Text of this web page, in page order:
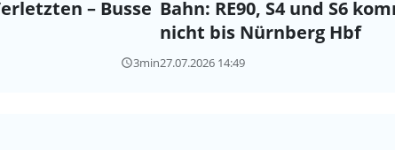
– Busse
query_builder3min
Bahn: RE90, S4 und S6
nicht bis Nürnberg Hbf
27.07.2026 14:49